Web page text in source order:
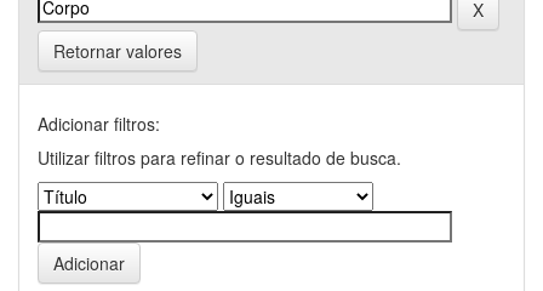
Retornar valores
Adicionar filtros:
Utilizar filtros para refinar o resultado de busca.